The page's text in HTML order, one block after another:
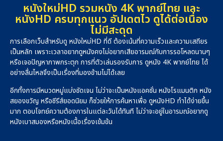
หนังใหม่HD รวมหนัง 4K พากย์ไทย และ
หนังHD ครบทุกแนว อัปเดตไว ดูได้ต่อเนื่อง
ไม่มีสะดุด
การเลือกเว็บสำหรับดู หนังใหม่HD ที่ดี ต้องเน้นที่ความเร็วและความเสถียร
เป็นหลัก เพราะเวลาอยากดูหนังคงไม่อยากเสียอารมณ์กับการรอโหลดนานๆ
หรือเจอปัญหาภาพกระตุก การที่ตัวเล่นรองรับการ ดูหนัง 4K พากย์ไทย ได้
อย่างลื่นไหลจึงเป็นเรื่องที่มองข้ามไม่ได้เลย
อีกทั้งการมีหมวดหมู่แบ่งชัดเจน ไม่ว่าจะเป็นหนังแอคชั่น หนังโรแมนติก หนัง
สยองขวัญ หรือซีรีส์ยอดนิยม ก็ช่วยให้การค้นหาเพื่อ ดูหนังHD ทำได้ง่ายขึ้น
มาก ตอบโจทย์ความต้องการในแต่ละวันได้ทันที ไม่ว่าจะอยู่ในอารมณ์อยากดู
หนังเบาสมองหรือหนังเนื้อเรื่องเข้มข้น